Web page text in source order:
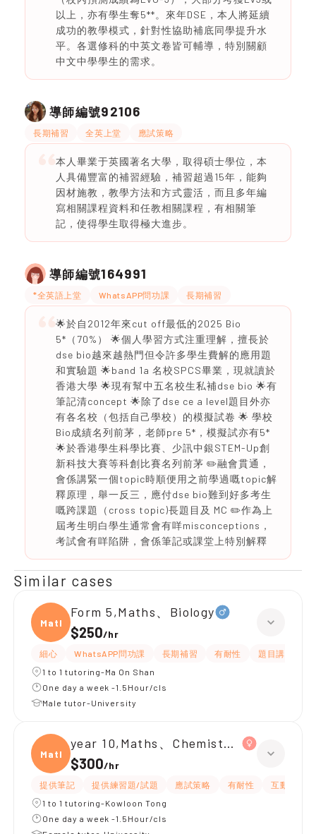
以上，亦有學生奪5**。來年DSE，本人將延續
成功的教學模式，針對性協助補底同學提升水
平。各選修科的中英文卷皆可輔導，特別關顧
中文中學學生的需求。
導師編號92106
長期補習 全英上堂 應試策略
本人畢業于英國著名大學，取得碩士學位，本
人具備豐富的補習經驗，補習超過15年，能夠
因材施教，教學方法和方式靈活，而且多年編
寫相關課程資料和任教相關課程，有相關筆
記，使得學生取得極大進步。
導師編號164991
*全英語上堂 WhatsAPP問功課 長期補習
🌟於自2012年來cut off最低的2025 Bio
5*（70%） 🌟個人學習方式注重理解，擅長於
dse bio越來越熱門但令許多學生費解的應用題
和實驗題 🌟band 1a 名校SPCS畢業，現就讀於
香港大學 🌟現有幫中五名校生私補dse bio 🌟有
筆記清concept 🌟除了dse ce a level題目外亦
有各名校（包括自己學校）的模擬試卷 🌟 學校
Bio成績名列前茅，老師pre 5*，模擬試亦有5*
🌟於香港學生科學比賽、少訊中銀STEM-Up創
新科技大賽等科創比賽名列前茅 ✏️融會貫通，
會係講緊一個topic時順便用之前學過嘅topic解
釋原理，舉一反三，應付dse bio難到好多考生
嘅跨課題（cross topic)長題目及 MC ✏️作為上
屆考生明白學生通常會有咩misconceptions，
考試會有咩陷阱，會係筆記或課堂上特別解釋
Similar cases
Maths
Form 5,Maths、Biology
$250/hr
細心 WhatsAPP問功課 長期補習 有耐性 題目講解
1 to 1 tutoring-Ma On Shan
One day a week -1.5Hour/cls
Male tutor-University
Maths
year 10,Maths、Chemistry、Biology
$300/hr
提供筆記 提供練習題/試題 應試策略 有耐性
互動教學
1 to 1 tutoring-Kowloon Tong
One day a week -1.5Hour/cls